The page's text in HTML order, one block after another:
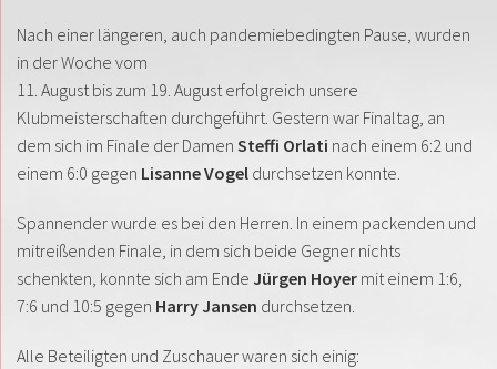
Nach einer längeren, auch pandemiebedingten Pause, wurden
in der Woche vom
11. August bis zum 19. August erfolgreich unsere
Klubmeisterschaften durchgeführt. Gestern war Finaltag, an
dem sich im Finale der Damen Steffi Orlati nach einem 6:2 und
einem 6:0 gegen Lisanne Vogel durchsetzen konnte.
Spannender wurde es bei den Herren. In einem packenden und
mitreißenden Finale, in dem sich beide Gegner nichts
schenkten, konnte sich am Ende Jürgen Hoyer mit einem 1:6,
7:6 und 10:5 gegen Harry Jansen durchsetzen.
Alle Beteiligten und Zuschauer waren sich einig: